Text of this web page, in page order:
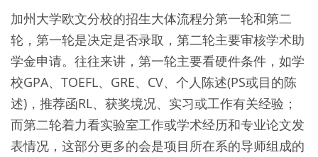
加州大学欧文分校的招生大体流程分第一轮和第二
轮，第一轮是决定是否录取，第二轮主要审核学术助
学金申请。往往来讲，第一轮主要看硬件条件，如学
校GPA、TOEFL、GRE、CV、个人陈述(PS或目的陈
述)，推荐函RL、获奖境况、实习或工作有关经验；
而第二轮着力看实验室工作或学术经历和专业论文发
表情况，这部分更多的会是项目所在系的导师组成的